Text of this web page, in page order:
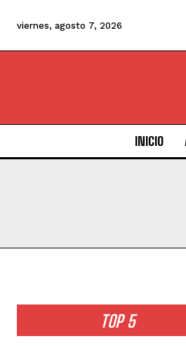
viernes, agosto 7, 2026
INICIO
TOP 5